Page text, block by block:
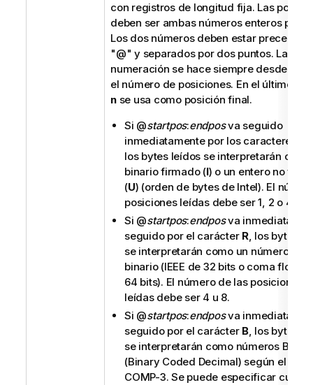
con registros de longitud fija. Las
deben ser ambas números enteros
Los dos números deben estar
"@" y separados por dos puntos. La
numeración se hace siempre desde 1
el número de posiciones. En el último
nse usa como posición final.
Si @startpos:endposva seguido
inmediatamente por los caracteres
los bytes leídos se interpretarán
binario firmado (I) o un entero no
(U) (orden de bytes de Intel). El
posiciones leídas debe ser 1, 2 o 4.
Si @startpos:endposva
seguido por el carácter R, los bytes
se interpretarán como un número real
binario (IEEE de 32 bits o coma
64 bits). El número de las posiciones
leídas debe ser 4 u 8.
Si @startpos:endposva
seguido por el carácter B, los bytes
se interpretarán como números BCD
(Binary Coded Decimal) según el
COMP-3. Se puede especificar